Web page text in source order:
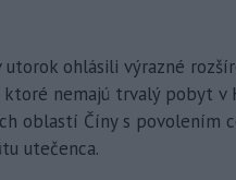
ohlásili výrazné
nemajú trvalý pobyt v
oblastí Číny s povolením
utečenca.